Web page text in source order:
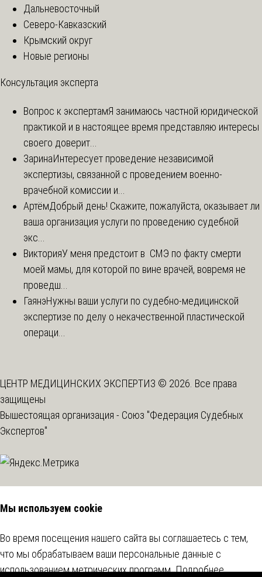
Дальневосточный
Северо-Кавказский
Крымский округ
Новые регионы
Консультация эксперта
Вопрос к экспертамЯ занимаюсь частной юридической
практикой и в настоящее время представляю интересы
своего доверит...
ЗаринаИнтересует проведение независимой
экспертизы, связанной с проведением военно-
врачебной комиссии и...
АртёмДобрый день! Скажите, пожалуйста, оказывает ли
ваша организация услуги по проведению судебной
экс...
ВикторияУ меня предстоит в СМЭ по факту смерти
моей мамы, для которой по вине врачей, вовремя не
проведш...
ГаянэНужны ваши услуги по судебно-медицинской
экспертизе по делу о некачественной пластической
операци...
ЦЕНТР МЕДИЦИНСКИХ ЭКСПЕРТИЗ © 2026. Все права
защищены
Вышестоящая организация - Союз "Федерация Судебных
Экспертов"
Мы используем cookie
Во время посещения нашего сайта вы соглашаетесь с тем,
что мы обрабатываем ваши персональные данные с
использованием метрических программ.Подробнее